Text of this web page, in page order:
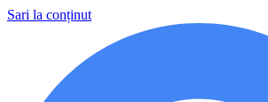
Sari la conținut